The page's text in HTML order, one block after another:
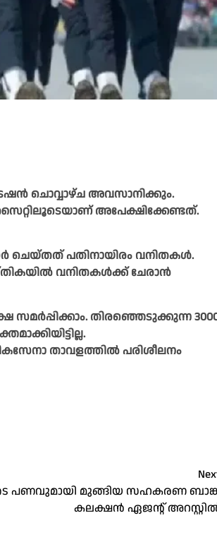
ചൊവ്വാഴ്ച അവസാനിക്കും.
അപേക്ഷിക്കേണ്ടത്.
ചെയ്തത് പതിനായിരം വനിതകൾ.
വനിതകൾക്ക് ചേരാൻ
സമർപ്പിക്കാം. തിരഞ്ഞെടുക്കുന്ന
താവളത്തിൽ പരിശീലനം
പണവുമായി മുങ്ങിയ സഹകരണ
കലക്ഷൻ ഏജന്റ്